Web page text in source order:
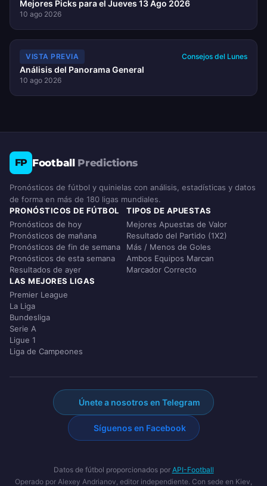
Mejores Picks para el Jueves 13 Ago 2026
10 ago 2026
VISTA PREVIA Consejos del Lunes
Análisis del Panorama General
10 ago 2026
FP Football Predictions
Pronósticos de fútbol y quinielas con análisis, estadísticas y datos
de forma en más de 180 ligas mundiales.
PRONÓSTICOS DE FÚTBOL
Pronósticos de hoy
Pronósticos de mañana
Pronósticos de fin de semana
Pronósticos de esta semana
Resultados de ayer
TIPOS DE APUESTAS
Mejores Apuestas de Valor
Resultado del Partido (1X2)
Más / Menos de Goles
Ambos Equipos Marcan
Marcador Correcto
LAS MEJORES LIGAS
Premier League
La Liga
Bundesliga
Serie A
Ligue 1
Liga de Campeones
Únete a nosotros en Telegram
Síguenos en Facebook
Datos de fútbol proporcionados por API-Football
Operado por Alexey Andrianov, editor independiente. Con sede en Kiev,